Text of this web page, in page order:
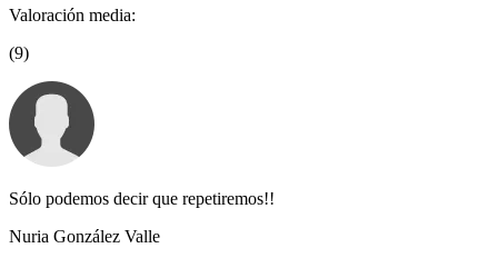
Valoración media:
(9)
Sólo podemos decir que repetiremos!!
Nuria González Valle